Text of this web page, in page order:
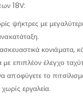
18V:
ψήκτρες με
κονιάματα,
επιπλέον έλεγχο
αποφύγετε το
εργαλεία.